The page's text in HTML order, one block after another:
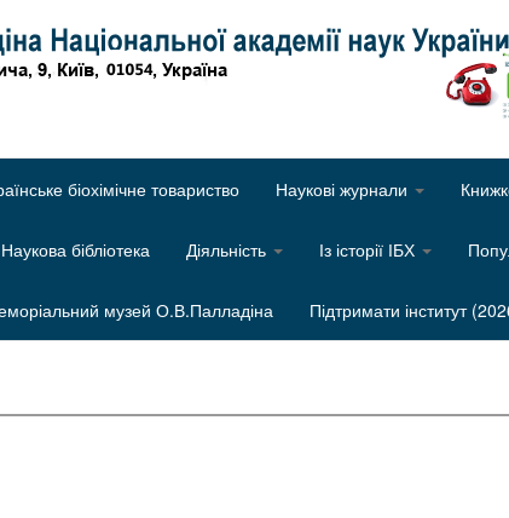
біохімічне товариство Наукові журнали
Наукова бібліотека Діяльність Із історії ІБХ
музей О.В.Палладіна Підтримати інститут